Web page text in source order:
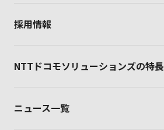
採用情報
NTTドコモソリューションズの特長
ニュース一覧